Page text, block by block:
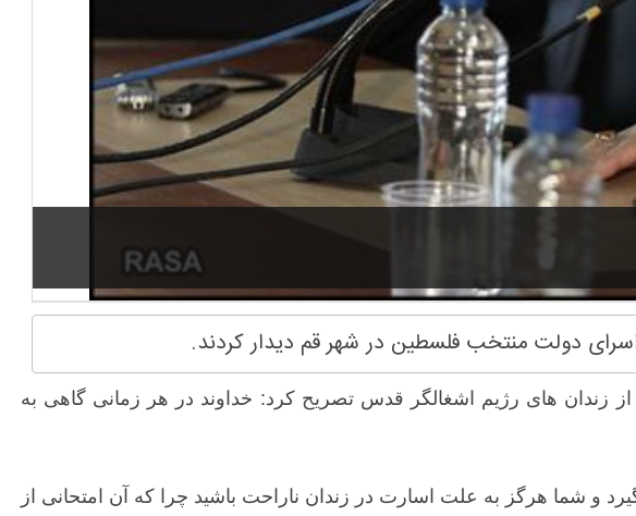
اسرای دولت منتخب فلسطین در شهر قم دیدار کردند.
آزاد شده از زندان های رژیم اشغالگر قدس تصریح کرد: خداوند در هر زمانی گاهی به
و شما هرگز به علت اسارت در زندان ناراحت باشید چرا که آن امتحانی از